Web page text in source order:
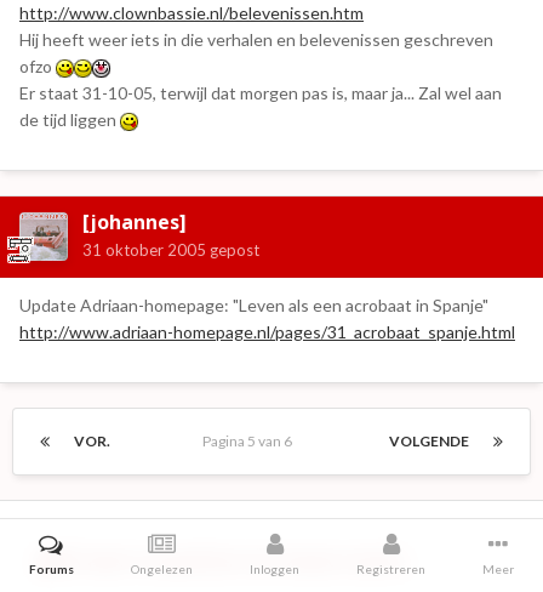
http://www.clownbassie.nl/belevenissen.htm
Hij heeft weer iets in die verhalen en belevenissen geschreven
ofzo
Er staat 31-10-05, terwijl dat morgen pas is, maar ja... Zal wel aan
de tijd liggen
[johannes]
31 oktober 2005 gepost
Update Adriaan-homepage: "Leven als een acrobaat in Spanje"
http://www.adriaan-homepage.nl/pages/31_acrobaat_spanje.html
VOR. VOLGENDE
Pagina 5 van 6
Dit topic is nu gesloten voor nieuwe reacties.
Forums Ongelezen Inloggen Registreren Meer